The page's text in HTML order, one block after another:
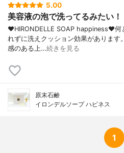
5.00
美容液の泡で洗ってるみたい！
♥HIRONDELLE SOAP happiness♥何
れずに洗えクッション効果があります
感のある上…続きを見る
原末石鹸
イロンデルソープ ハピネス
1